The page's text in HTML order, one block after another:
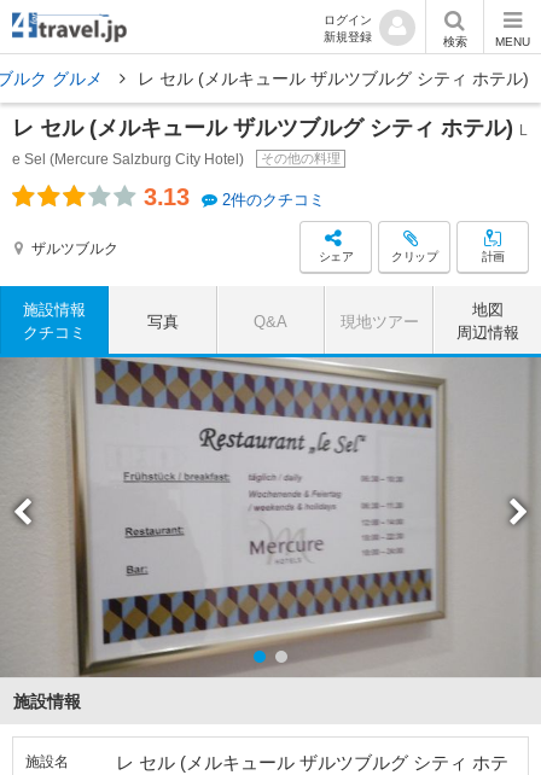
ログイン
新規登録
検索 MENU
ルク グルメ レ セル (メルキュール ザルツブルグ シティ ホテル)
レ セル (メルキュール ザルツブルグ シティ ホテル) L
e Sel (Mercure Salzburg City Hotel)
その他の料理
3.13 2件のクチコミ
ザルツブルク シェア クリップ 計画
施設情報
クチコミ
写真 Q&A 現地ツアー
地図
周辺情報
施設情報
施設名
レ セル (メルキュール ザルツブルグ シティ ホテ